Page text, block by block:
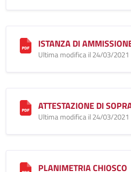
ISTANZA DI
Ultima modifica il 24/03/2021
ATTESTAZIONE DI
Ultima modifica il 24/03/2021
PLANIMETRIA CHIOSCO